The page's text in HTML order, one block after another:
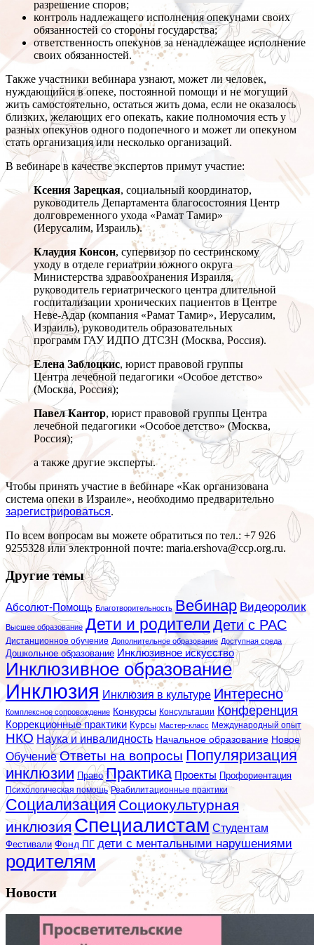
разрешение споров;
контроль надлежащего исполнения опекунами своих
обязанностей со стороны государства;
ответственность опекунов за ненадлежащее исполнение
своих обязанностей.
Также участники вебинара узнают, может ли человек,
нуждающийся в опеке, постоянной помощи и не могущий
жить самостоятельно, остаться жить дома, если не оказалось
близких, желающих его опекать, какие полномочия есть у
разных опекунов одного подопечного и может ли опекуном
стать организация или несколько организаций.
В вебинаре в качестве экспертов примут участие:
Ксения Зарецкая, социальный координатор,
руководитель Департамента благосостояния Центр
долговременного ухода «Рамат Тамир»
(Иерусалим, Израиль).
Клаудия Консон, супервизор по сестринскому
уходу в отделе гериатрии южного округа
Министерства здравоохранения Израиля,
руководитель гериатрического центра длительной
госпитализации хронических пациентов в Центре
Неве-Адар (компания «Рамат Тамир», Иерусалим,
Израиль), руководитель образовательных
программ ГАУ ИДПО ДТСЗН (Москва, Россия).
Елена Заблоцкис, юрист правовой группы
Центра лечебной педагогики «Особое детство»
(Москва, Россия);
Павел Кантор, юрист правовой группы Центра
лечебной педагогики «Особое детство» (Москва,
Россия);
а также другие эксперты.
Чтобы принять участие в вебинаре «Как организована
система опеки в Израиле», необходимо предварительно
зарегистрироваться.
По всем вопросам вы можете обратиться по тел.: +7 926
9255328 или электронной почте: maria.ershova@ccp.org.ru.
Другие темы
Абсолют-Помощь Благотворительность Вебинар Видеоролик
Высшее образование Дети и родители Дети с РАС
Дистанционное обучение Дополнительное образование Доступная среда
Дошкольное образование Инклюзивное искусство
Инклюзивное образование
Инклюзия Инклюзия в культуре Интересно
Комплексное сопровождение Конкурсы Консультации Конференция
Коррекционные практики Курсы Мастер-класс Международный опыт
НКО Наука и инвалидность Начальное образование Новое
Обучение Ответы на вопросы Популяризация
инклюзии Право Практика Проекты Профориентация
Психологическая помощь Реабилитационные практики
Социализация Социокультурная
инклюзия Специалистам Студентам
Фестивали Фонд ПГ дети с ментальными нарушениями
родителям
Новости